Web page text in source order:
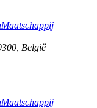
België